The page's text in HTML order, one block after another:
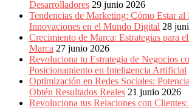
Desarrolladores 29 junio 2026
Tendencias de Marketing: Cómo Estar al
Innovaciones en el Mundo Digital 28
Crecimiento de Marca: Estrategias para
Marca 27 junio 2026
Revoluciona tu Estrategia de Negocios
Posicionamiento en Inteligencia Artificial
Optimización en Redes Sociales:
Obtén Resultados Reales 21 junio 2026
Revoluciona tus Relaciones con